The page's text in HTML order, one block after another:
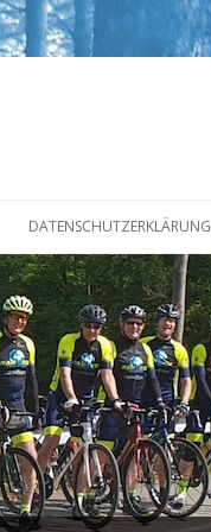
DATENSCHUTZERKLÄRUNG